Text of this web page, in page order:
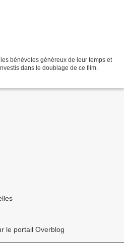
bénévoles généreux de leur temps et
dans le doublage de ce film.
le portail Overblog